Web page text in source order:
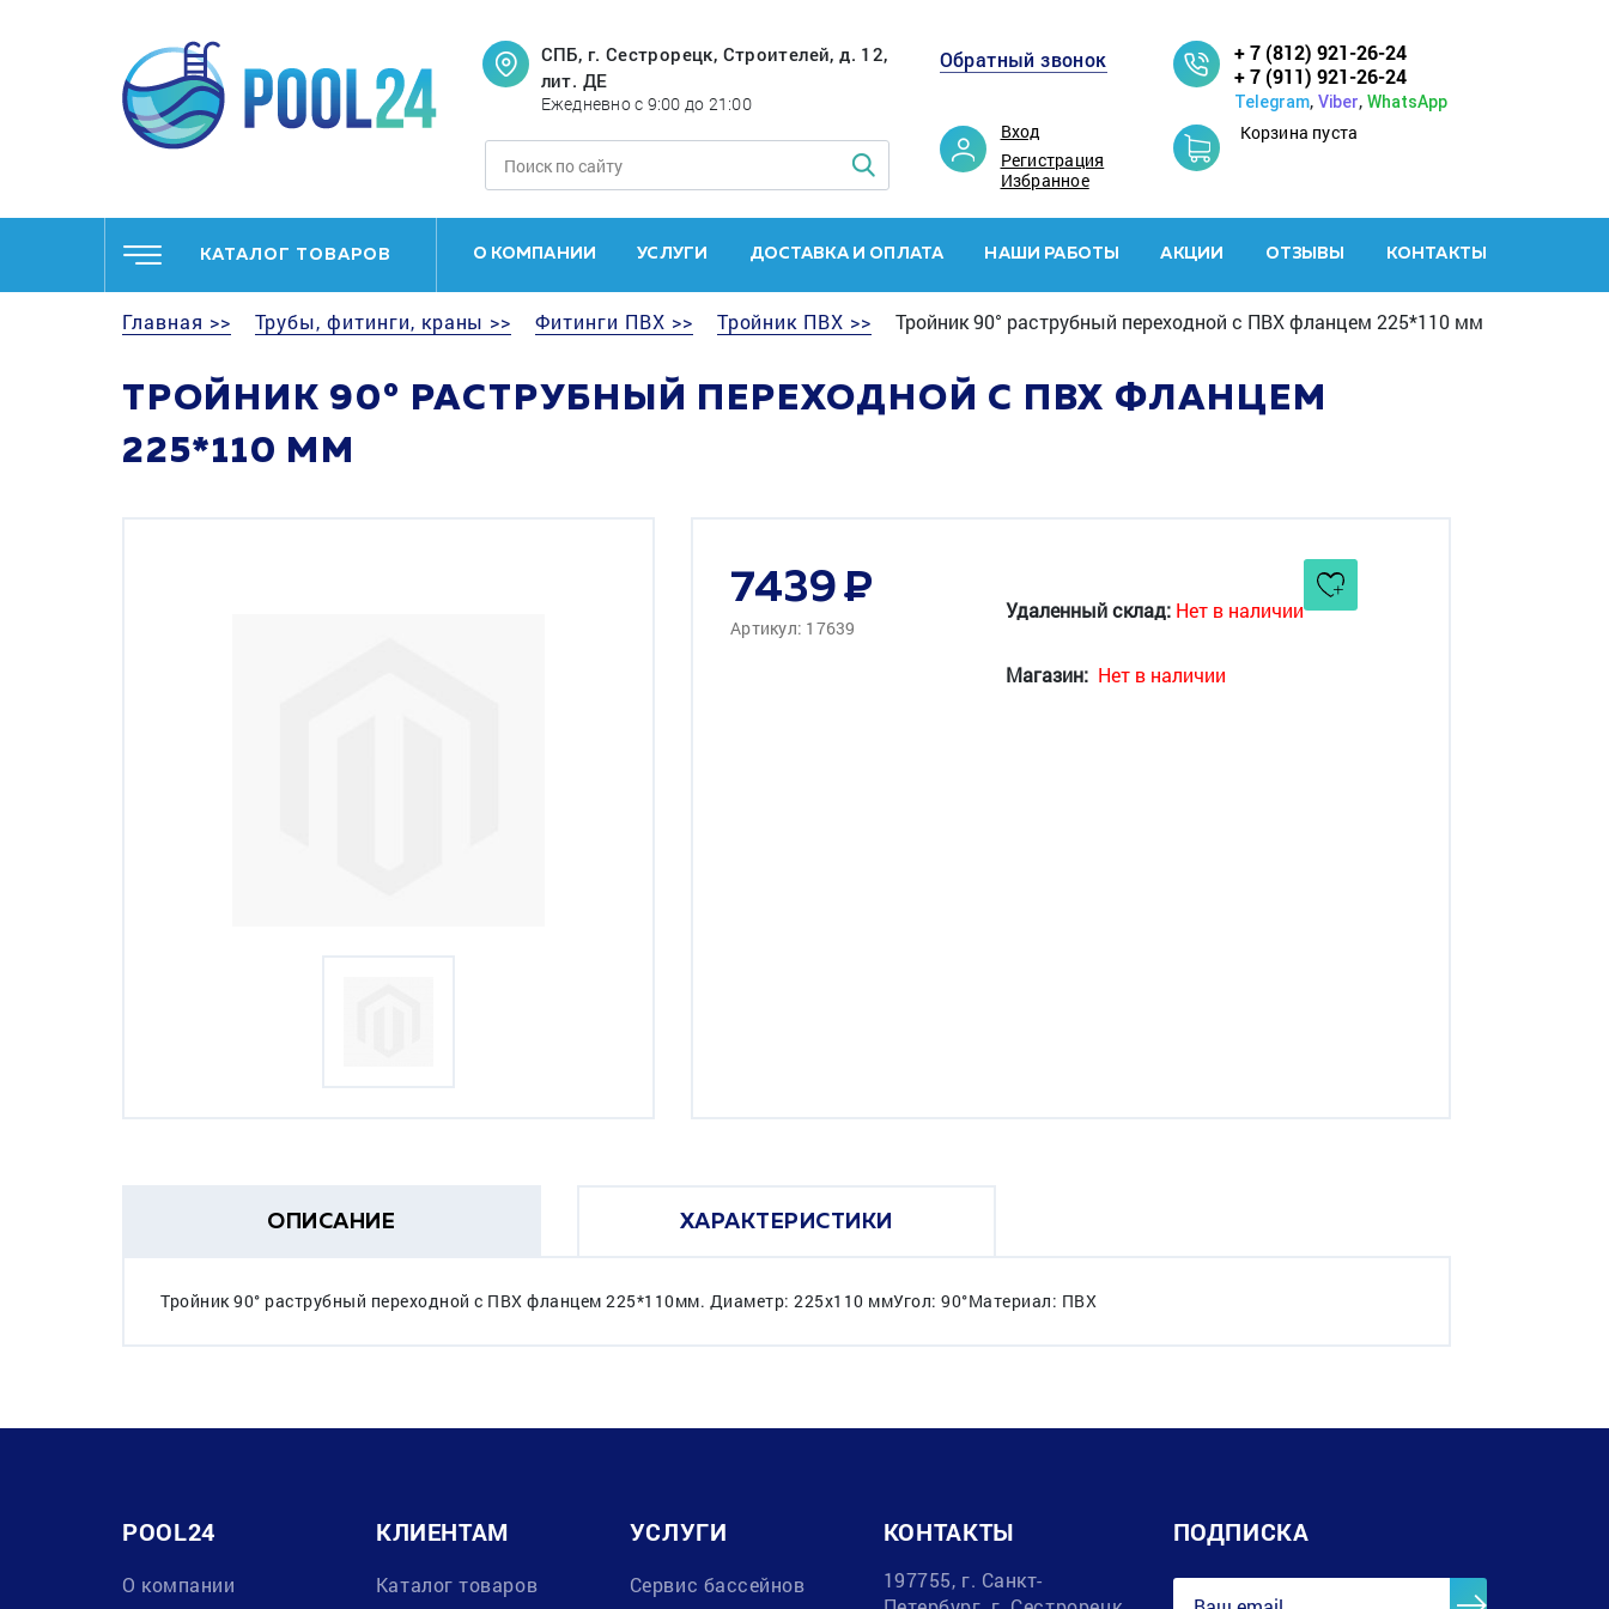
СПБ, г. Сестрорецк, Строителей, д. 12,
лит. ДЕ
Ежедневно с 9:00 до 21:00
Обратный звонок
Вход
Регистрация
Избранное
+ 7 (812) 921-26-24
+ 7 (911) 921-26-24
Telegram, Viber, WhatsApp
Корзина пуста
КАТАЛОГ ТОВАРОВ О КОМПАНИИ УСЛУГИ ДОСТАВКА И ОПЛАТА НАШИ РАБОТЫ АКЦИИ ОТЗЫВЫ КОНТАКТЫ
Главная >> Трубы, фитинги, краны >> Фитинги ПВХ >> Тройник ПВХ >> Тройник 90° раструбный переходной с ПВХ фланцем 225*110 мм
ТРОЙНИК 90° РАСТРУБНЫЙ ПЕРЕХОДНОЙ С ПВХ ФЛАНЦЕМ
225*110 ММ
7439
Артикул: 17639
Удаленный склад: Нет в наличии
Магазин: Нет в наличии
ОПИСАНИЕ ХАРАКТЕРИСТИКИ
Тройник 90° раструбный переходной с ПВХ фланцем 225*110мм. Диаметр: 225х110 ммУгол: 90°Материал: ПВХ
POOL24
О компании
КЛИЕНТАМ
Каталог товаров
УСЛУГИ
Сервис бассейнов
КОНТАКТЫ
197755, г. Санкт-
ПОДПИСКА